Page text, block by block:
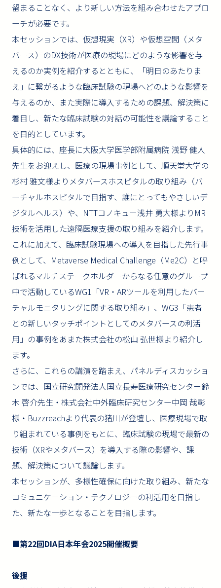
留まることなく、より新しい方法を組み合わせたアプロ
ーチが必要です。
本セッションでは、仮想現実（XR）や仮想空間（メタ
バース）のDX技術が医療の現場にどのような影響を与
えるのか実例を紹介するとともに、「明日のあたりま
え」に繋がるような臨床試験の現場へどのような影響を
与えるのか、また実際に導入するための課題、解決策に
着目し、新たな臨床試験の対話の可能性を議論すること
を目的としています。
具体的には、座長に大阪大学医学部附属病院 浅野 健人
先生をお迎えし、医療の現場事例として、順天堂大学の
杉村 雅文様よりメタバースホスピタルの取り組み（バ
ーチャルホスピタルで目指す、誰にとってもやさしいデ
ジタルヘルス）や、NTTコノキュー浅井 勇大様よりMR
技術を活用した遠隔医療支援の取り組みを紹介します。
これに加えて、臨床試験現場への導入を目指した先行事
例として、Metaverse Medical Challenge（Me2C）と呼
ばれるマルチステークホルダーからなる任意のグループ
中で活動しているWG1「VR・ARツールを利用したバー
チャルモニタリングに関する取り組み」、WG3「患者
との新しいタッチポイントとしてのメタバースの利活
用」の事例をあまた株式会社の松山 弘世様より紹介し
ます。
さらに、これらの講演を踏まえ、パネルディスカッショ
ンでは、国立研究開発法人国立長寿医療研究センター鈴
木 啓介先生・株式会社中外臨床研究センター中岡 哉彰
様・Buzzreachより代表の猪川が登壇し、医療現場で取
り組まれている事例をもとに、臨床試験の現場で最新の
技術（XRやメタバース）を導入する際の影響や、課
題、解決策について議論します。
本セッションが、多様性確保に向けた取り組み、新たな
コミュニケーション・テクノロジーの利活用を目指し
た、新たな一歩となることを目指します。
■第22回DIA日本年会2025開催概要
後援